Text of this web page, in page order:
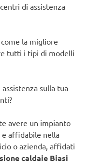
di assistenza
la migliore
tutti i tipi di modelli
sulla tua
avere un impianto
affidabile nella
o azienda, affidati
caldaie Biasi